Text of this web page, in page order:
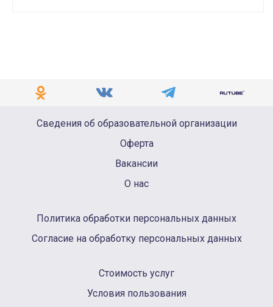
Сведения об образовательной организации
Оферта
Вакансии
О нас
Политика обработки персональных данных
Согласие на обработку персональных данных
Стоимость услуг
Условия пользования